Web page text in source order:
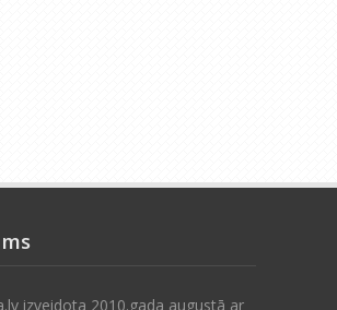
izveidota 2010.gada augustā ar